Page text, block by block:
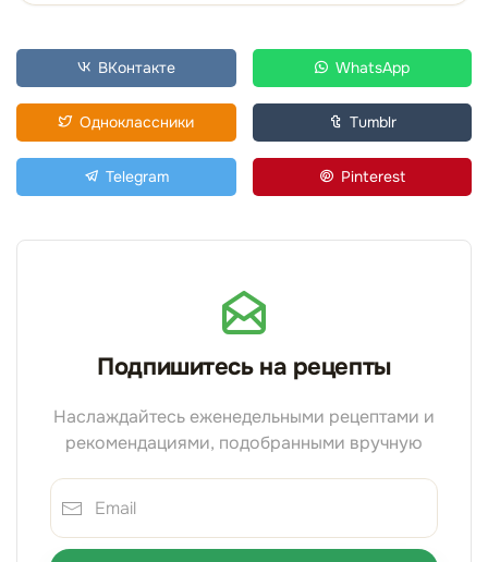
ВКонтакте WhatsApp
Одноклассники Tumblr
Telegram Pinterest
Подпишитесь на рецепты
Наслаждайтесь еженедельными рецептами и
рекомендациями, подобранными вручную